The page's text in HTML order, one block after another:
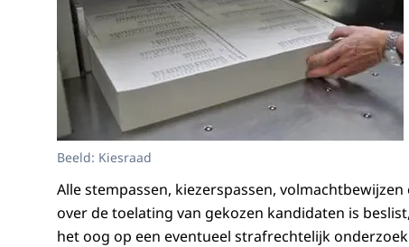
Beeld: Kiesraad
Alle stempassen, kiezerspassen,
over de toelating van gekozen kandidaten is
het oog op een eventueel strafrechtelijk